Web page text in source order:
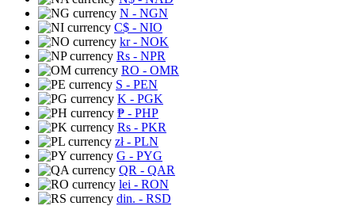
N - NGN
C$ - NIO
kr- NOK
Rs - NPR
RO - OMR
S - PEN
K - PGK
₱ - PHP
Rs - PKR
zł- PLN
G - PYG
QR - QAR
lei - RON
din. - RSD